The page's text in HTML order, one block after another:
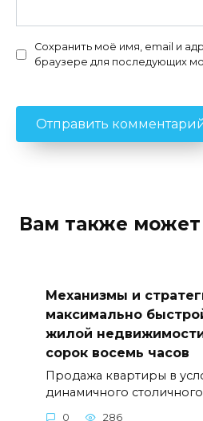
Сохранить моё имя, email и
браузере для последующих
Вам также может
Механизмы и
максимально
жилой
сорок восемь часов
Продажа квартиры в
динамичного столичного
0 286